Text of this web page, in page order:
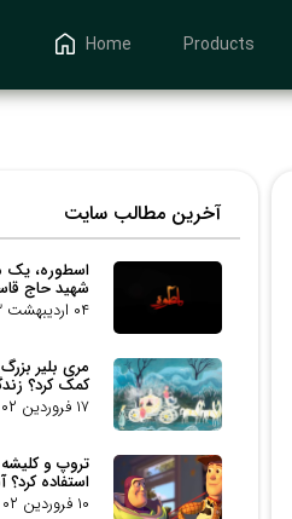
Home Products
​آخرین مطالب سایت
اسطوره، یک
شهید حاج
۰۴ اردیبهشت ۰۳
مری بلیر
کمک کرد؟
۱۷ فروردین ۰۲
تروپ و
استفاده
۱۰ فروردین ۰۲